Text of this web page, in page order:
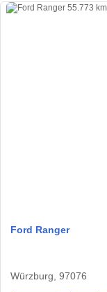
Ford Ranger
Würzburg, 97076